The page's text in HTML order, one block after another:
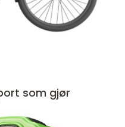
som gjør